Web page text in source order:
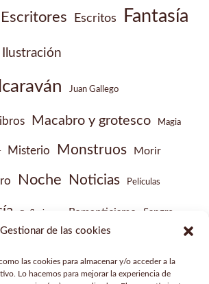
Gestionar de las cookies
las cookies para almacenar y/o acceder a la
Lo hacemos para mejorar la experiencia de
Escritores Escritos Fantasía
Ilustración
Juan Gallego
Macabro y grotesco Magia
Misterio Monstruos Morir
Noche Noticias Películas
Reflexiones Romanticismo Sangre